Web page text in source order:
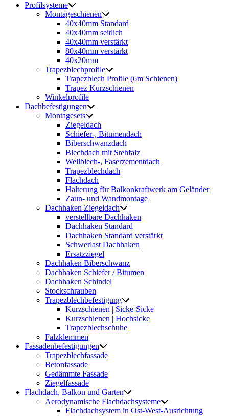
Profilsysteme
Montageschienen
40x40mm Standard
40x40mm seitlich
40x40mm verstärkt
80x40mm verstärkt
40x20mm
Trapezblechprofile
Trapezblech Profile (6m Schienen)
Trapez Kurzschienen
Winkelprofile
Dachbefestigungen
Montagesets
Ziegeldach
Schiefer-, Bitumendach
Biberschwanzdach
Blechdach mit Stehfalz
Wellblech-, Faserzementdach
Trapezblechdach
Flachdach
Halterung für Balkonkraftwerk am Geländer
Zaun- und Wandmontage
Dachhaken Ziegeldach
verstellbare Dachhaken
Dachhaken Standard
Dachhaken Standard verstärkt
Schwerlast Dachhaken
Ersatzziegel
Dachhaken Biberschwanz
Dachhaken Schiefer / Bitumen
Dachhaken Schindel
Stockschrauben
Trapezblechbefestigung
Kurzschienen | Sicke-Sicke
Kurzschienen | Hochsicke
Trapezblechschuhe
Falzklemmen
Fassadenbefestigungen
Trapezblechfassade
Betonfassade
Gedämmte Fassade
Ziegelfassade
Flachdach, Balkon und Garten
Aerodynamische Flachdachsysteme
Flachdachsystem in Ost-West-Ausrichtung